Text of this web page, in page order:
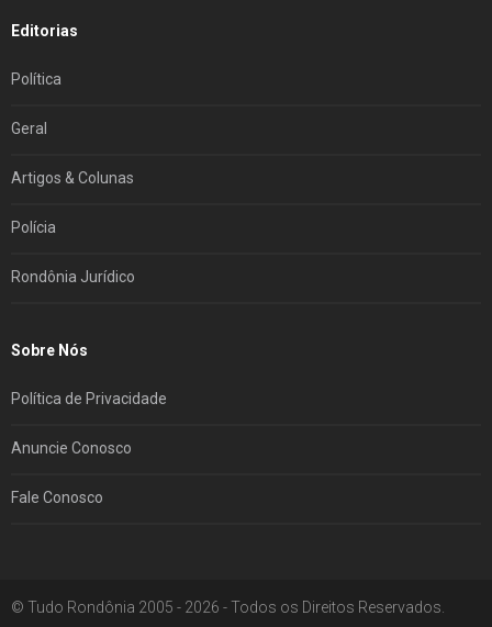
Editorias
Política
Geral
Artigos & Colunas
Polícia
Rondônia Jurídico
Sobre Nós
Política de Privacidade
Anuncie Conosco
Fale Conosco
© Tudo Rondônia 2005 - 2026 - Todos os Direitos Reservados.